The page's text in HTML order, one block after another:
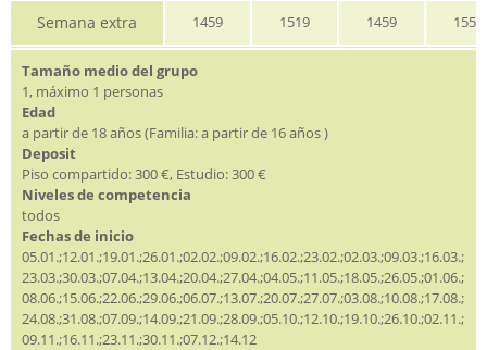
Semana extra 1459 1519 1459 1559
Tamaño medio del grupo
1, máximo 1 personas
Edad
a partir de 18 años (Familia: a partir de 16 años )
Deposit
Piso compartido: 300 €, Estudio: 300 €
Niveles de competencia
todos
Fechas de inicio
05.01.;12.01.;19.01.;26.01.;02.02.;09.02.;16.02.;23.02.;02.03.;09.03.;16.03.;
23.03.;30.03.;07.04.;13.04.;20.04.;27.04.;04.05.;11.05.;18.05.;26.05.;01.06.;
08.06.;15.06.;22.06.;29.06.;06.07.;13.07.;20.07.;27.07.;03.08.;10.08.;17.08.;
24.08.;31.08.;07.09.;14.09.;21.09.;28.09.;05.10.;12.10.;19.10.;26.10.;02.11.;
09.11.;16.11.;23.11.;30.11.;07.12.;14.12